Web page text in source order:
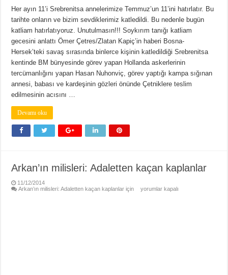
Her ayın 11’i Srebrenitsa annelerimize Temmuz’un 11’ini hatırlatır. Bu
tarihte onların ve bizim sevdiklerimiz katledildi. Bu nedenle bugün
katliam hatırlatıyoruz. Unutulmasın!!! Soykırım tanığı katliam
gecesini anlattı Ömer Çetres/Zlatan Kapiç’in haberi Bosna-
Hersek’teki savaş sırasında binlerce kişinin katledildiği Srebrenitsa
kentinde BM bünyesinde görev yapan Hollanda askerlerinin
tercümanlığını yapan Hasan Nuhonviç, görev yaptığı kampa sığınan
annesi, babası ve kardeşinin gözleri önünde Çetniklere teslim
edilmesinin acısını …
Devamı oku
Arkan’ın milisleri: Adaletten kaçan kaplanlar
11/12/2014
Arkan’ın milisleri: Adaletten kaçan kaplanlar için
yorumlar kapalı